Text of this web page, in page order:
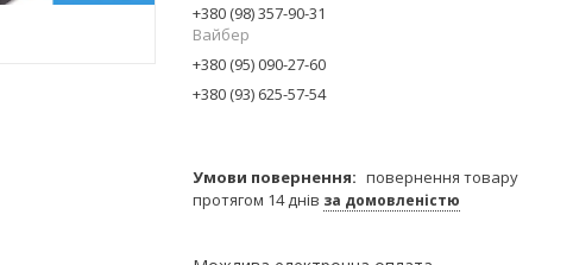
+380 (98) 357-90-31
Вайбер
+380 (95) 090-27-60
+380 (93) 625-57-54
повернення товару
протягом 14 днів за домовленістю